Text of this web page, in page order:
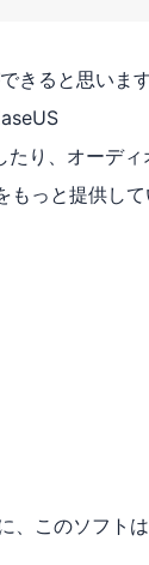
きると思いま
たり、オーディ
もっと提供し
、このソフト